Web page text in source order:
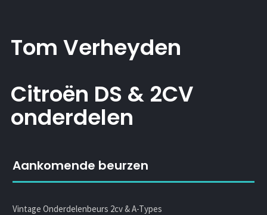
Tom Verheyden
Citroën DS & 2CV
onderdelen
Aankomende beurzen
Vintage Onderdelenbeurs 2cv & A-Types